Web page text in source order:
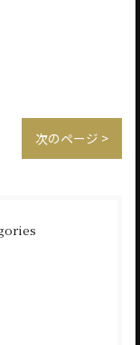
次のページ >